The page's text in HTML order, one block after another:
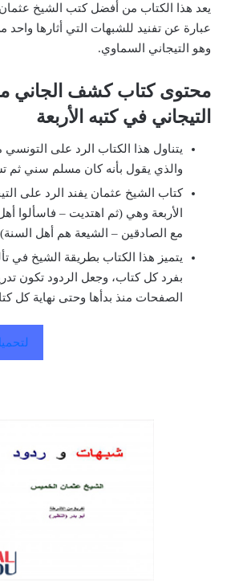
يعد هذا الكتاب من أفضل كتب الشيخ
عبارة عن تفنيد للشبهات التي أثارها واحد
وهو التيجاني السماوي.
محتوى كتاب كشف الجاني
التيجاني في كتبه الأربعة
يتناول هذا الكتاب الرد على التونسي
والذي يقول بأنه كان مسلم سني ثم
كتاب الشيخ عثمان يفند الرد على
الأربعة وهي (ثم اهتديت – فاسألوا
مع الصادقين – الشيعة هم أهل
يتميز هذا الكتاب بطريقة الشيخ في
بفرد كل كتاب، وجعل الردود تكون
الصفحات منذ بدأها وحتى نهاية كل